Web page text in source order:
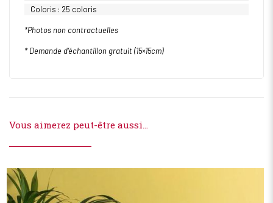
Coloris : 25 coloris
*Photos non contractuelles
* Demande d’échantillon gratuit (15×15cm)
Vous aimerez peut-être aussi…